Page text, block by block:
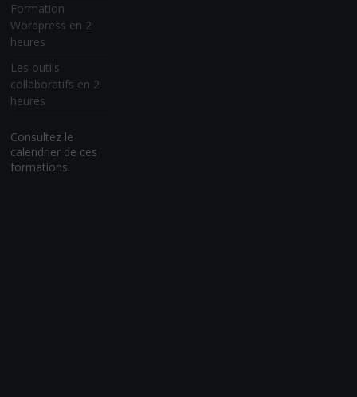
Formation
Wordpress en 2
heures
Les outils
collaboratifs en 2
heures
Consultez le
calendrier de ces
formations.